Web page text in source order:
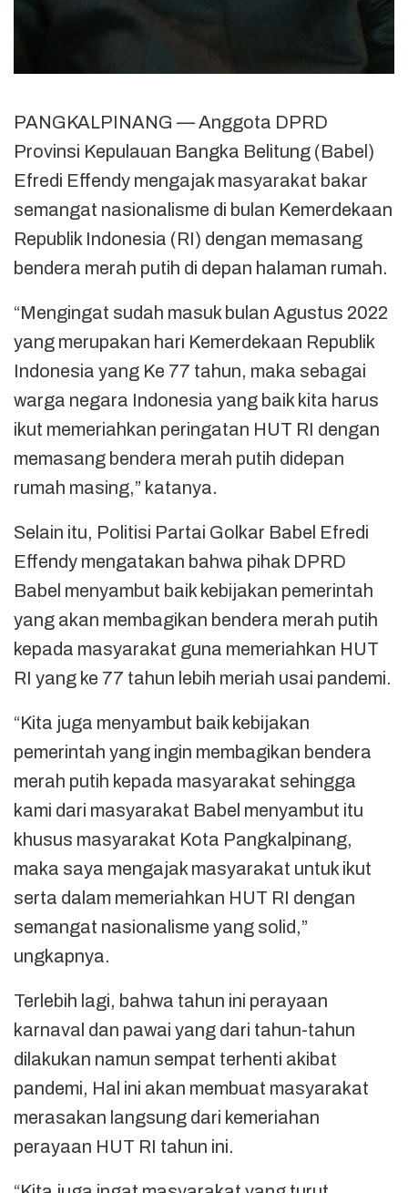
PANGKALPINANG — Anggota DPRD
Provinsi Kepulauan Bangka Belitung (Babel)
Efredi Effendy mengajak masyarakat bakar
semangat nasionalisme di bulan Kemerdekaan
Republik Indonesia (RI) dengan memasang
bendera merah putih di depan halaman rumah.
“Mengingat sudah masuk bulan Agustus 2022
yang merupakan hari Kemerdekaan Republik
Indonesia yang Ke 77 tahun, maka sebagai
warga negara Indonesia yang baik kita harus
ikut memeriahkan peringatan HUT RI dengan
memasang bendera merah putih didepan
rumah masing,” katanya.
Selain itu, Politisi Partai Golkar Babel Efredi
Effendy mengatakan bahwa pihak DPRD
Babel menyambut baik kebijakan pemerintah
yang akan membagikan bendera merah putih
kepada masyarakat guna memeriahkan HUT
RI yang ke 77 tahun lebih meriah usai pandemi.
“Kita juga menyambut baik kebijakan
pemerintah yang ingin membagikan bendera
merah putih kepada masyarakat sehingga
kami dari masyarakat Babel menyambut itu
khusus masyarakat Kota Pangkalpinang,
maka saya mengajak masyarakat untuk ikut
serta dalam memeriahkan HUT RI dengan
semangat nasionalisme yang solid,”
ungkapnya.
Terlebih lagi, bahwa tahun ini perayaan
karnaval dan pawai yang dari tahun-tahun
dilakukan namun sempat terhenti akibat
pandemi, Hal ini akan membuat masyarakat
merasakan langsung dari kemeriahan
perayaan HUT RI tahun ini.